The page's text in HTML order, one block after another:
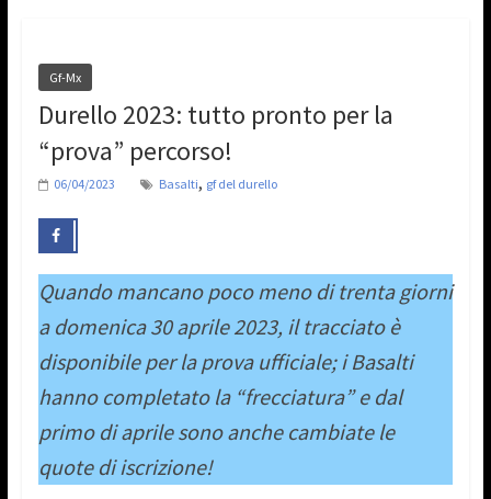
Gf-Mx
Durello 2023: tutto pronto per la
“prova” percorso!
06/04/2023 Basalti, gf del durello
Quando mancano poco meno di trenta giorni
a domenica 30 aprile 2023, il tracciato è
disponibile per la prova ufficiale; i Basalti
hanno completato la “frecciatura” e dal
primo di aprile sono anche cambiate le
quote di iscrizione!